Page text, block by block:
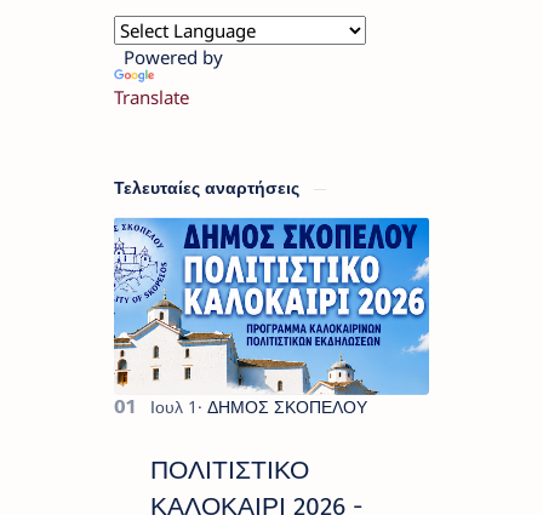
Powered by
Translate
Τελευταίες αναρτήσεις
ΠΟΛΙΤΙΣΤΙΚΟ
ΚΑΛΟΚΑΙΡΙ 2026 -